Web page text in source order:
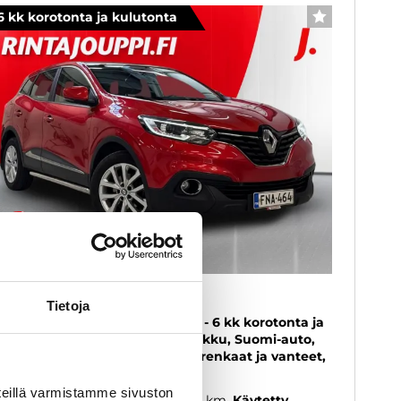
Tietoja
varmistamme sivuston
kk korotonta ja kulutonta SUOSIKKI
Kadjar
TCe 130 EDC7-aut Zen S17 - 6 kk korotonta ja
maksuaikaa! - Vetokoukku, Suomi-auto,
Täyd. huoltohistoria, 2 x renkaat ja vanteet,